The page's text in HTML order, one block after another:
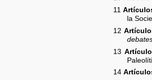
11
la
12
13
14